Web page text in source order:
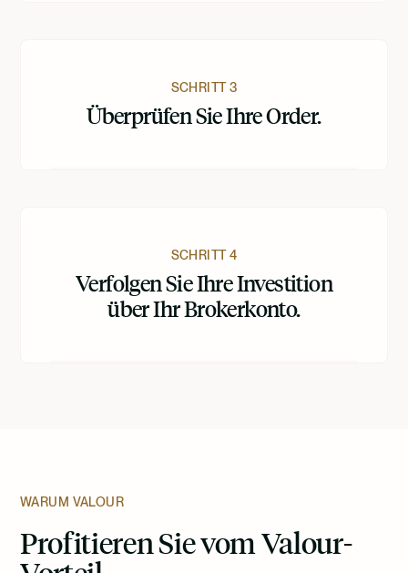
SCHRITT 3
Überprüfen Sie Ihre Order.
SCHRITT 4
Verfolgen Sie Ihre Investition
über Ihr Brokerkonto.
WARUM VALOUR
Profitieren Sie vom Valour-